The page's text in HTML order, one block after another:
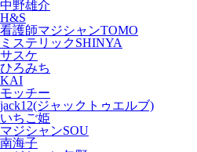
中野雄介
H&S
看護師マジシャンTOMO
ミステリックSHINYA
サスケ
ひろみち
KAI
モッチー
jack12(ジャックトゥエルブ)
いちご姫
マジシャンSOU
南海子